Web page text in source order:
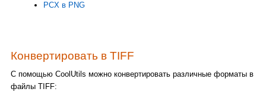
PCX в PNG
Конвертировать в TIFF
С помощью CoolUtils можно конвертировать различные форматы в
файлы TIFF: